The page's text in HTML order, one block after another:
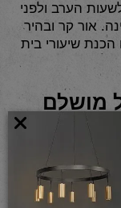
הערב ולפני
אור קר ובהיר
הכנת שיעורי בית
מושלם
אביזרי
כח ודרייברים,
בתחום התאורה.
לנו ליצור